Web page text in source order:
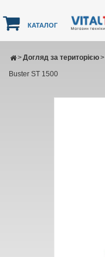
КАТАЛОГ
Догляд за територією
> >
Buster ST 1500